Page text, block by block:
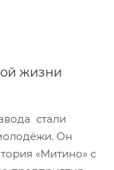
жизни
стали
Он
«Митино» с